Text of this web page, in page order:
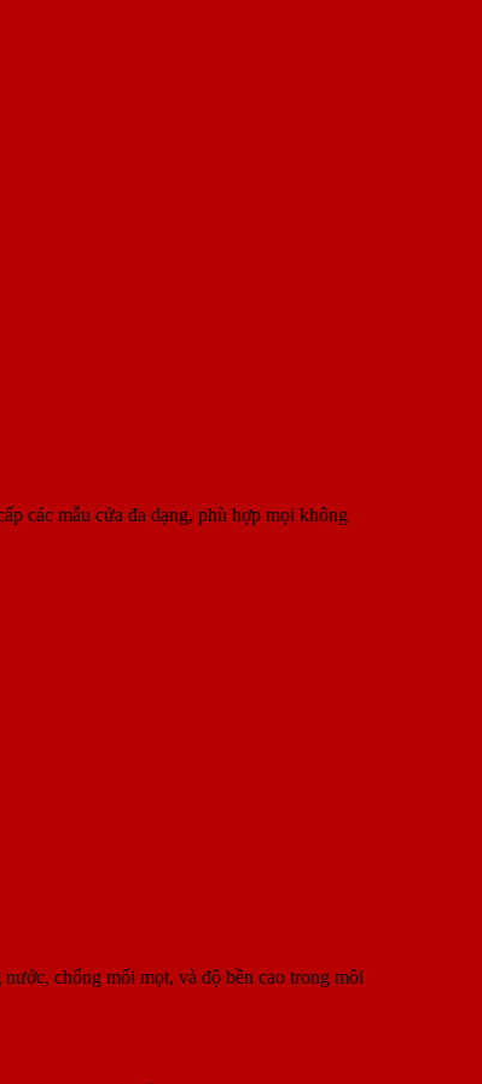
các mẫu cửa đa dạng, phù hợp mọi không
chống mối mọt, và độ bền cao trong môi